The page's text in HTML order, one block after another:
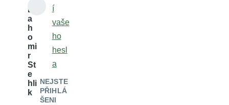
Dr
a
h
o
mi
r
St
e
hli
k
í
vaše
ho
hesl
a
NEJSTE
PŘIHLÁ
ŠENI